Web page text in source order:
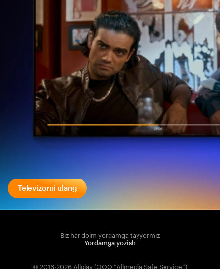
Televizorni ulang
Biz har doim yordamga tayyormiz
Yordamga yozish
© 2016-2026 Allplay (OOO “Allmedia Safe Service”)